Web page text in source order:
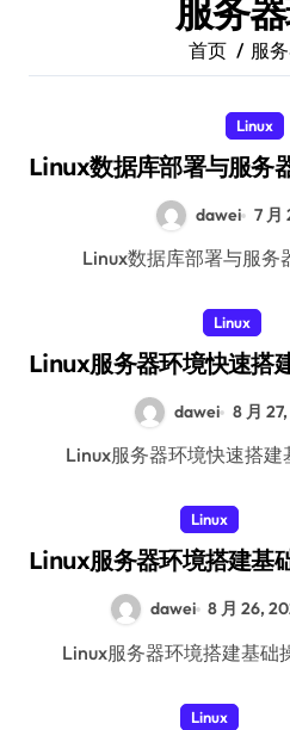
服务
首页 服
Linux
Linux数据库部署与服务
dawei 7 月
Linux数据库部署与服
Linux
Linux服务器环境快速搭
dawei 8 月
Linux服务器环境快速搭
Linux
Linux服务器环境搭建基
dawei 8 月 26,
Linux服务器环境搭建基础
Linux